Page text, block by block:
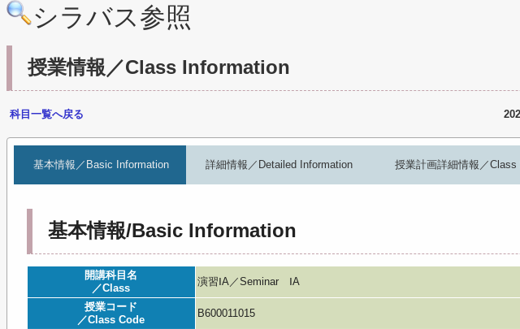
シラバス参照
授業情報／Class Information
科目一覧へ戻る
基本情報／Basic Information 詳細情報／Detailed Information 授業計画詳細情報／
基本情報/Basic Information
開講科目名
／Class
演習ⅠA／Seminar ⅠA
授業コード
／Class Code
B600011015